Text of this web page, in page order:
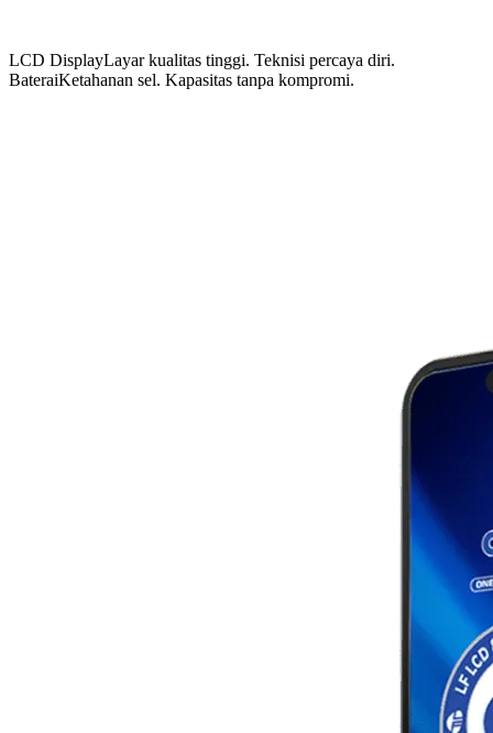
LCD DisplayLayar kualitas tinggi. Teknisi percaya diri.
BateraiKetahanan sel. Kapasitas tanpa kompromi.